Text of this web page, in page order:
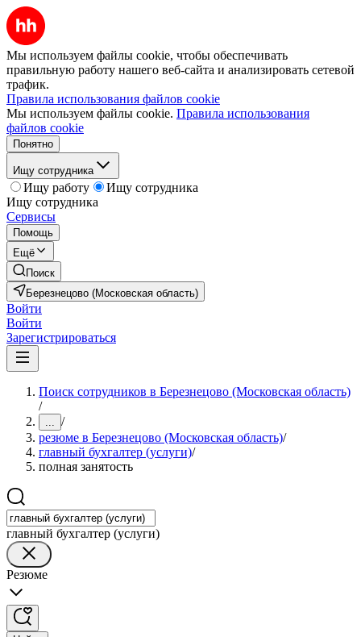
Мы используем файлы cookie, чтобы обеспечивать
правильную работу нашего веб-сайта и анализировать сетевой
трафик.
Правила использования файлов cookie
Мы используем файлы cookie. Правила использования
файлов cookie
Понятно
Ищу сотрудника
Ищу работу
Ищу сотрудника
Ищу сотрудника
Сервисы
Помощь
Ещё
Поиск
Березнецово (Московская область)
Войти
Войти
Зарегистрироваться
Поиск сотрудников в Березнецово (Московская область)
/
... /
резюме в Березнецово (Московская область)/
главный бухгалтер (услуги)/
полная занятость
главный бухгалтер (услуги)
Резюме